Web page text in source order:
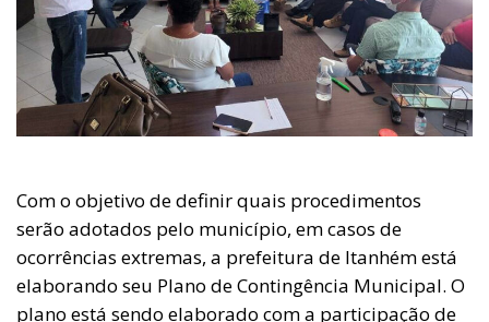
Com o objetivo de definir quais procedimentos
serão adotados pelo município, em casos de
ocorrências extremas, a prefeitura de Itanhém está
elaborando seu Plano de Contingência Municipal. O
plano está sendo elaborado com a participação de